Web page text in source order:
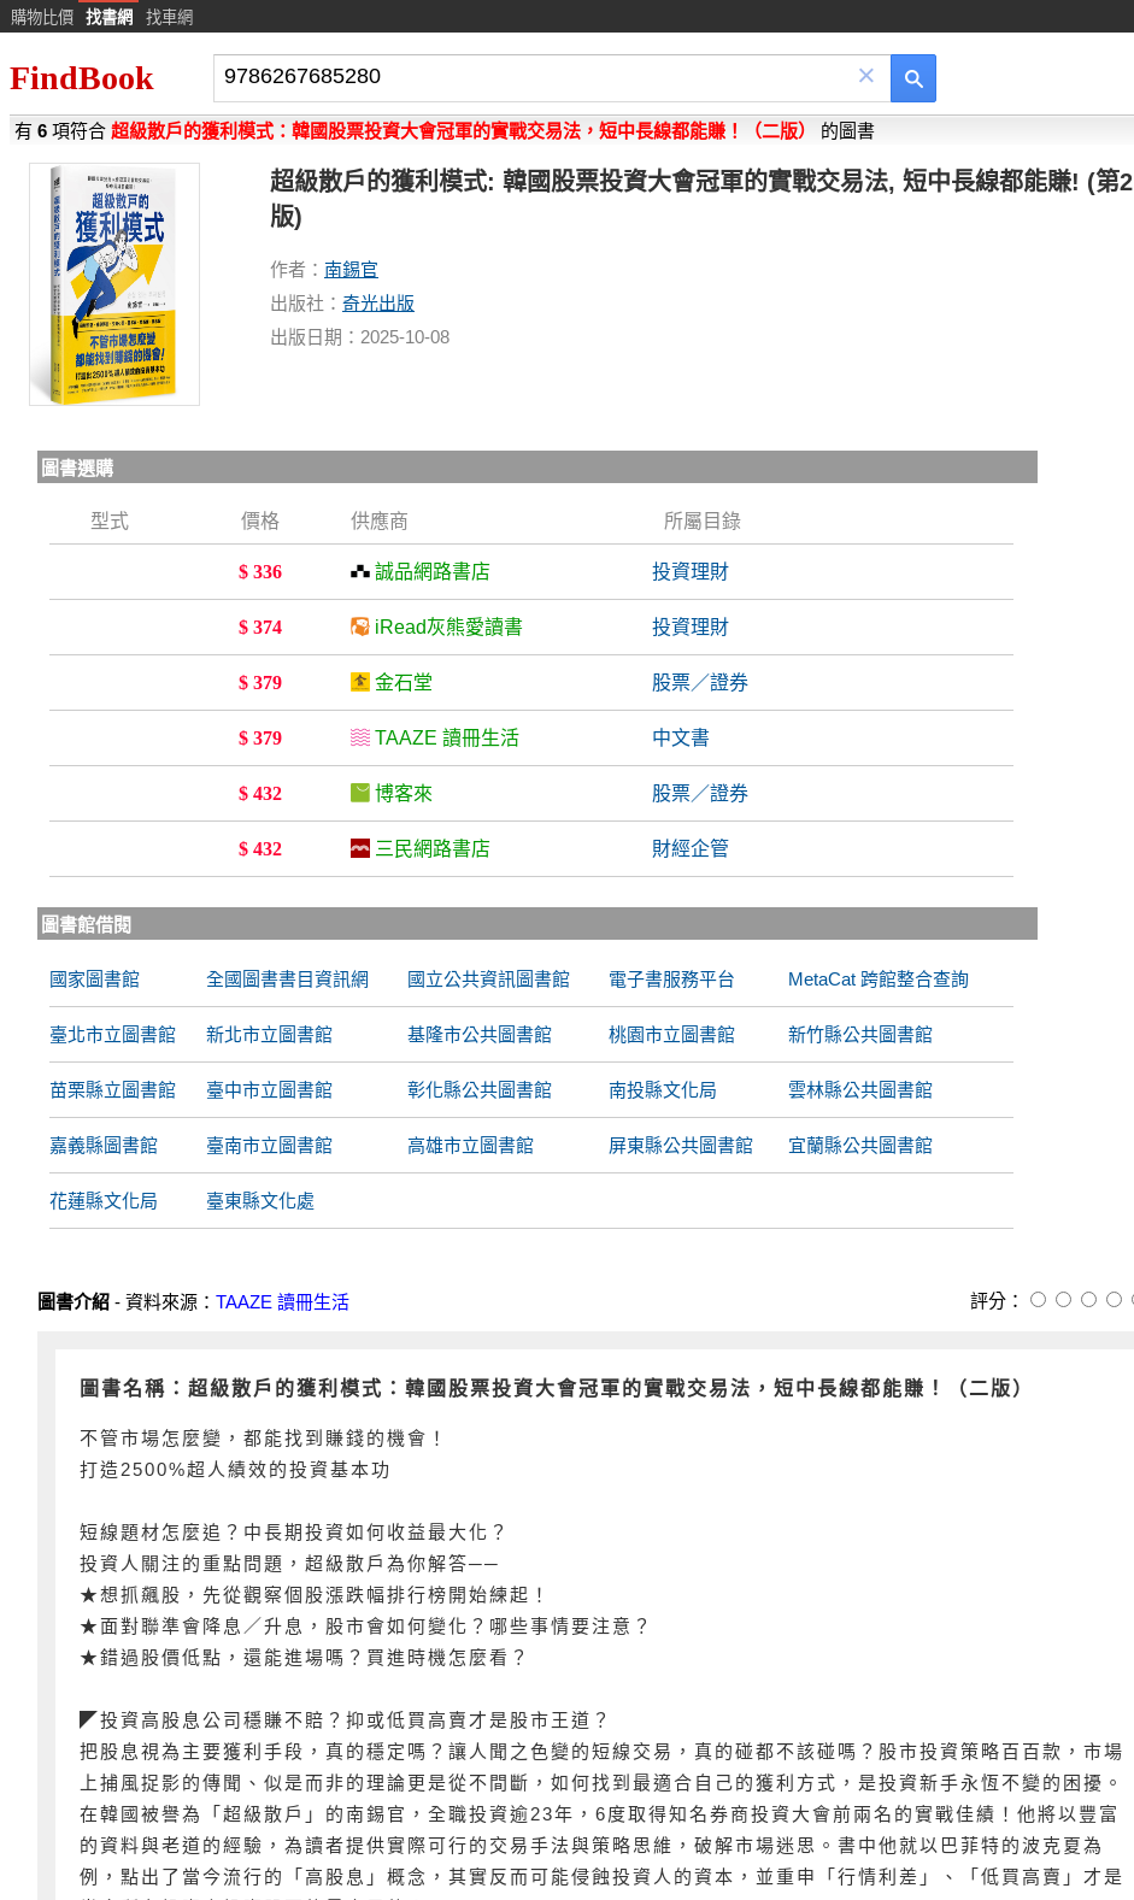
購物比價 找書網 找車網
FindBook ×
有 6 項符合 超級散戶的獲利模式：韓國股票投資大會冠軍的實戰交易法，短中長線都能賺！（二版） 的圖書
超級散戶的獲利模式: 韓國股票投資大會冠軍的實戰交易法, 短中長線都能賺! (第2
版)
作者： 南錫官
出版社： 奇光出版
出版日期：2025-10-08
圖書選購
型式 價格 供應商 所屬目錄
$ 336 誠品網路書店 投資理財
$ 374 iRead灰熊愛讀書 投資理財
$ 379 金石堂 股票／證券
$ 379 TAAZE 讀冊生活 中文書
$ 432 博客來 股票／證券
$ 432 三民網路書店 財經企管
圖書館借閱
國家圖書館 全國圖書書目資訊網 國立公共資訊圖書館 電子書服務平台 MetaCat 跨館整合查詢
臺北市立圖書館 新北市立圖書館 基隆市公共圖書館 桃園市立圖書館 新竹縣公共圖書館
苗栗縣立圖書館 臺中市立圖書館 彰化縣公共圖書館 南投縣文化局 雲林縣公共圖書館
嘉義縣圖書館 臺南市立圖書館 高雄市立圖書館 屏東縣公共圖書館 宜蘭縣公共圖書館
花蓮縣文化局 臺東縣文化處
圖書介紹 - 資料來源： TAAZE 讀冊生活 評分：
圖書名稱：超級散戶的獲利模式：韓國股票投資大會冠軍的實戰交易法，短中長線都能賺！（二版）
不管市場怎麼變，都能找到賺錢的機會！
打造2500%超人績效的投資基本功
短線題材怎麼追？中長期投資如何收益最大化？
投資人關注的重點問題，超級散戶為你解答──
★想抓飆股，先從觀察個股漲跌幅排行榜開始練起！
★面對聯準會降息／升息，股市會如何變化？哪些事情要注意？
★錯過股價低點，還能進場嗎？買進時機怎麼看？
◤投資高股息公司穩賺不賠？抑或低買高賣才是股市王道？
把股息視為主要獲利手段，真的穩定嗎？讓人聞之色變的短線交易，真的碰都不該碰嗎？股市投資策略百百款，市場
上捕風捉影的傳聞、似是而非的理論更是從不間斷，如何找到最適合自己的獲利方式，是投資新手永恆不變的困擾。
在韓國被譽為「超級散戶」的南錫官，全職投資逾23年，6度取得知名券商投資大會前兩名的實戰佳績！他將以豐富
的資料與老道的經驗，為讀者提供實際可行的交易手法與策略思維，破解市場迷思。書中他就以巴菲特的波克夏為
例，點出了當今流行的「高股息」概念，其實反而可能侵蝕投資人的資本，並重申「行情利差」、「低買高賣」才是